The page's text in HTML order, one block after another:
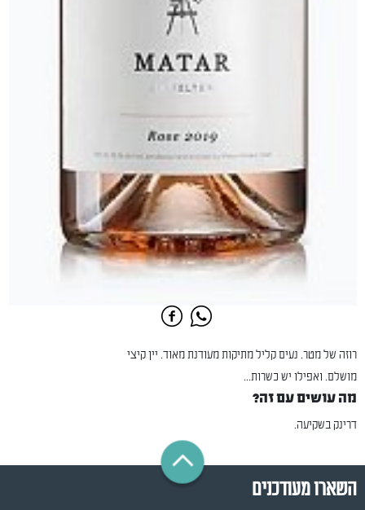
רוזה של מטר. נעים קליל מתיקות מעודנת מאוד. יין קיצי
מושלם. ואפילו יש כשרות...
מה עושים עם זה?
דרינק בשקיעה.
השארו מעודכנים